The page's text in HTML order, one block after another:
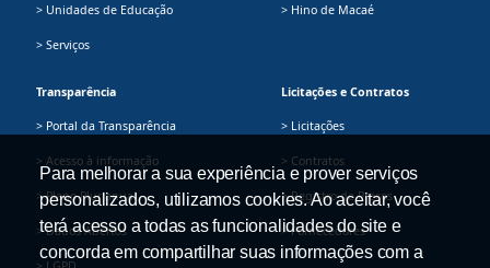
> Unidades de Educação
> Serviços
> Hino de Macaé
Transparência
> Portal da Transparência
> Acesso à informação
> Plano Plurianual
> Dados Abertos
Licitações e Contratos
> Licitações
> Contratos
> Registro de Preços
> Fornecedores
Para melhorar a sua experiência e prover serviços
personalizados, utilizamos cookies. Ao aceitar, você
terá acesso a todas as funcionalidades do site e
concorda em compartilhar suas informações com a